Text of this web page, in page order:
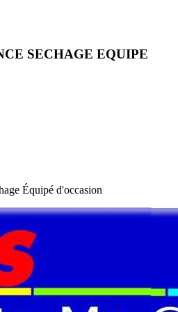
SECHAGE EQUIPE
Équipé d'occasion